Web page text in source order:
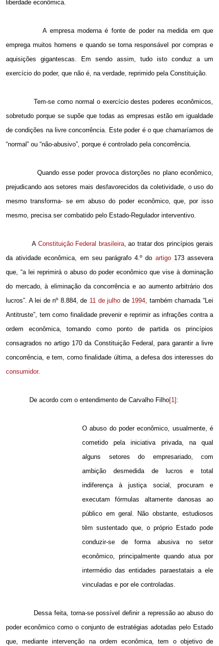
liberdade econômica.
A empresa moderna é fonte de poder na medida em que
emprega muitos homens e quando se torna responsável por compras e
aquisições gigantescas. Em sendo assim, tudo isto conduz a um
exercício do poder, que não é, na verdade, reprimido pela Constituição.
Tem-se como normal o exercício destes poderes econômicos,
sobretudo porque se supõe que todas as empresas estão em igualdade
de condições na livre concorrência. Este poder é o que chamaríamos de
“normal” ou “não-abusivo”, porque é controlado pela concorrência.
Quando esse poder provoca distorções no plano econômico,
prejudicando aos setores mais desfavorecidos da coletividade, o uso do
mesmo transforma- se em abuso do poder econômico, que, por isso
mesmo, precisa ser combatido pelo Estado-Regulador interventivo.
A Constituição Federal brasileira, ao tratar dos princípios gerais
da atividade econômica, em seu parágrafo 4.º do artigo173 assevera
que, “a lei reprimirá o abuso do poder econômico que vise à dominação
do mercado, à eliminação da concorrência e ao aumento arbitrário dos
lucros”. A lei de nº 8.884, de 11 de julho de 1994, também chamada “Lei
Antitruste”, tem como finalidade prevenir e reprimir as infrações contra a
ordem econômica, tomando como ponto de partida os princípios
consagrados no artigo 170 da Constituição Federal, para garantir a livre
concorrência, e tem, como finalidade última, a defesa dos interesses do
consumidor.
De acordo com o entendimento de Carvalho Filho[1] :
O abuso do poder econômico, usualmente, é
cometido pela iniciativa privada, na qual
alguns setores do empresariado, com
ambição desmedida de lucros e total
indiferença à justiça social, procuram e
executam fórmulas altamente danosas ao
público em geral. Não obstante, estudiosos
têm sustentado que, o próprio Estado pode
conduzir-se de forma abusiva no setor
econômico, principalmente quando atua por
intermédio das entidades paraestatais a ele
vinculadas e por ele controladas.
Dessa feita, torna-se possível definir a repressão ao abuso do
poder econômico como o conjunto de estratégias adotadas pelo Estado
que, mediante intervenção na ordem econômica, tem o objetivo de